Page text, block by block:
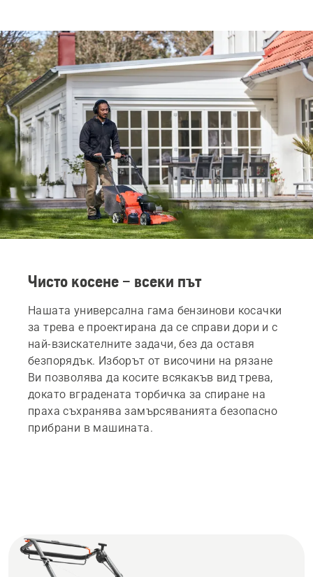
Чисто косене – всеки път
Нашата универсална гама бензинови косачки
за трева е проектирана да се справи дори и с
най-взискателните задачи, без да оставя
безпорядък. Изборът от височини на рязане
Ви позволява да косите всякакъв вид трева,
докато вградената торбичка за спиране на
праха съхранява замърсяванията безопасно
прибрани в машината.